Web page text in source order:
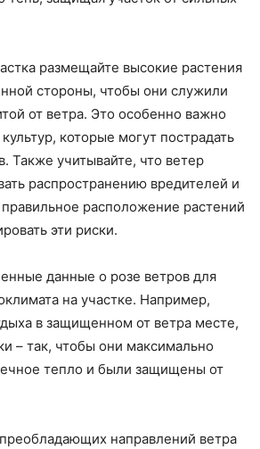
размещайте высокие растения
стороны, чтобы они служили
от ветра. Это особенно важно
которые могут пострадать
Также учитывайте, что ветер
распространению вредителей и
расположение растений
эти риски.
данные о розе ветров для
на участке. Например,
в защищенном от ветра месте,
– так, чтобы они максимально
тепло и были защищены от
направлений ветра